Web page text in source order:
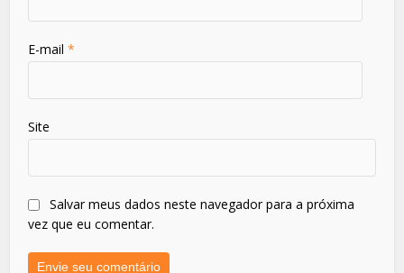
E-mail*
Site
Salvar meus dados neste navegador para a próxima
vez que eu comentar.